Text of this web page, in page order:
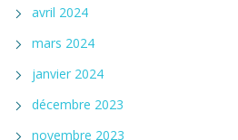
avril 2024
mars 2024
janvier 2024
décembre 2023
novembre 2023